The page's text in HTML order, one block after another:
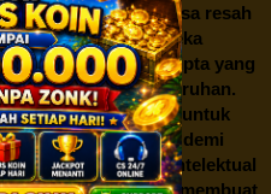
hak cipta, merasa resah
seperti ini. Mereka
pelanggaran hak cipta yang
secara keseluruhan.
dalam upaya untuk
Rebahan21 demi
dan kekayaan intelektual
inilah yang membuat